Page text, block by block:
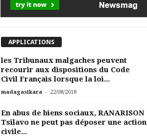
APPLICATIONS
les Tribunaux malgaches peuvent
recourir aux dispositions du Code
Civil Français lorsque la loi...
madagasikara - 22/08/2018
En abus de biens sociaux, RANARISON
Tsilavo ne peut pas déposer une action
civile...